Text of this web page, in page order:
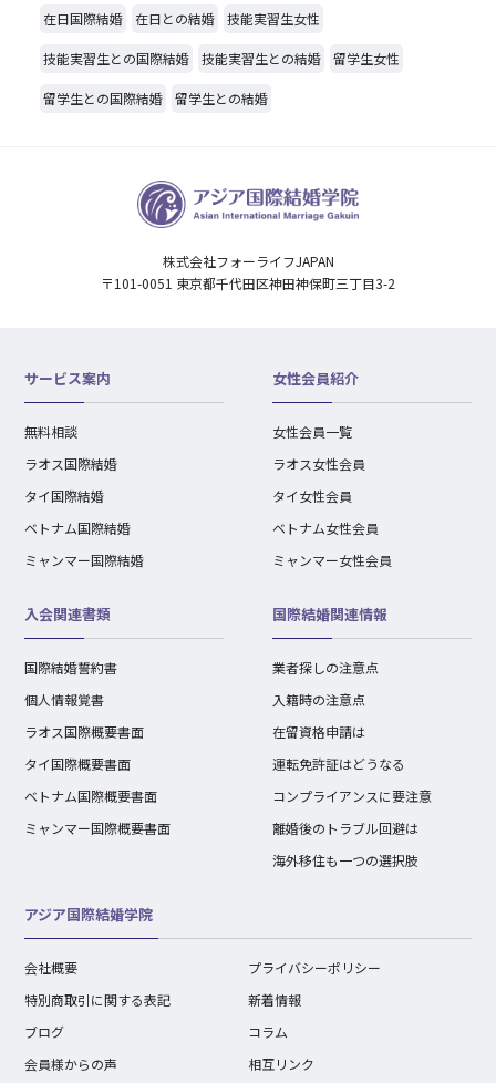
在日国際結婚 在日との結婚 技能実習生女性
技能実習生との国際結婚 技能実習生との結婚 留学生女性
留学生との国際結婚 留学生との結婚
株式会社フォーライフJAPAN
〒101-0051 東京都千代田区神田神保町三丁目3-2
サービス案内
無料相談
ラオス国際結婚
タイ国際結婚
ベトナム国際結婚
ミャンマー国際結婚
女性会員紹介
女性会員一覧
ラオス女性会員
タイ女性会員
ベトナム女性会員
ミャンマー女性会員
入会関連書類
国際結婚誓約書
個人情報覚書
ラオス国際概要書面
タイ国際概要書面
ベトナム国際概要書面
ミャンマー国際概要書面
国際結婚関連情報
業者探しの注意点
入籍時の注意点
在留資格申請は
運転免許証はどうなる
コンプライアンスに要注意
離婚後のトラブル回避は
海外移住も一つの選択肢
アジア国際結婚学院
会社概要
プライバシーポリシー
特別商取引に関する表記
新着情報
ブログ
コラム
会員様からの声
相互リンク